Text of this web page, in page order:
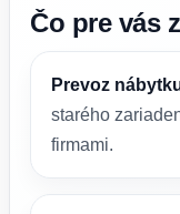
Čo pre vás
Prevoz
starého
firmami.